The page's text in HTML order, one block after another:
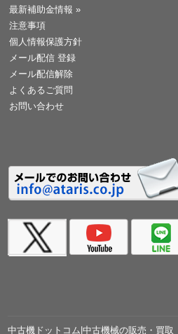
最新補助金情報 »
注意事項
個人情報保護方針
メール配信 登録
メール配信解除
よくあるご質問
お問い合わせ
中古機ドットコム|中古機械の販売・買取